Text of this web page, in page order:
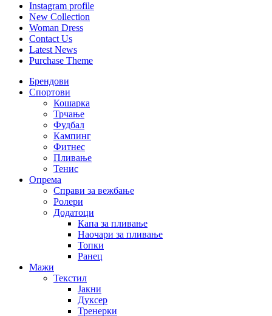
Instagram profile
New Collection
Woman Dress
Contact Us
Latest News
Purchase Theme
Брендови
Спортови
Кошарка
Трчање
Фудбал
Кампинг
Фитнес
Пливање
Тенис
Опрема
Справи за вежбање
Ролери
Додатоци
Капа за пливање
Наочари за пливање
Топки
Ранец
Мажи
Текстил
Јакни
Дуксер
Тренерки